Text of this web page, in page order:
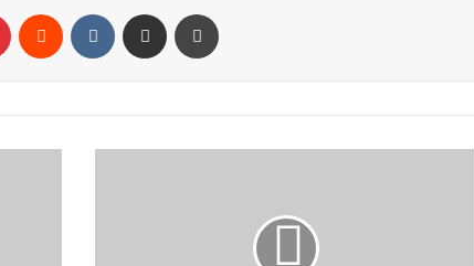
Pinterest Reddit VKontakteE-Posta ile paylaş